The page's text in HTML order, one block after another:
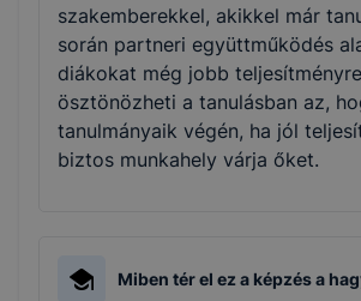
szakemberekkel, akikkel már
során partneri együttműködés
diákokat még jobb teljesítményre
ösztönözheti a tanulásban az,
tanulmányaik végén, ha jól
biztos munkahely várja őket.
Miben tér el ez a képzés a